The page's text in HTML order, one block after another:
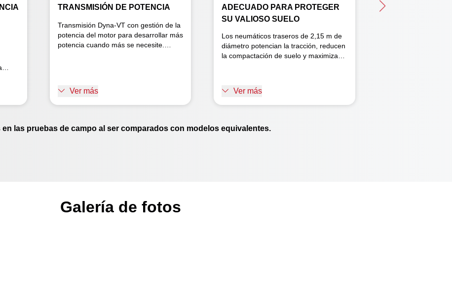
TRANSMISIÓN DE POTENCIA
Transmisión Dyna-VT con gestión de la
potencia del motor para desarrollar más
potencia cuando más se necesite.
Ver más
ADECUADO PARA PROTEGER
SU VALIOSO SUELO
Los neumáticos traseros de 2,15 m de
diámetro potencian la tracción, reducen
la compactación de suelo y maximizan
contacto con el suelo, que crean "mini
orugas" que prolongan la huella en un
eficacia y mejoran la tracción hasta en
un 28 %.
Ver más
las pruebas de campo al ser comparados con modelos equivalentes.
Galería de fotos